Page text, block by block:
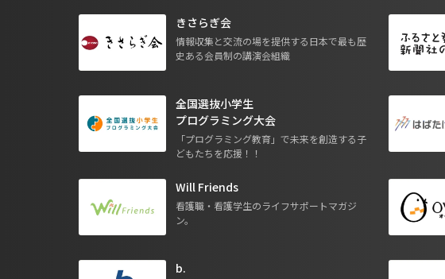
きさらぎ会
情報収集と交流の場を提供する日本で最も歴
史ある会員制の講演会組織
全国選抜小学生
プログラミング大会
「プログラミング教育」で未来を創造する子
どもたちを応援！！
Will Friends
看護職・看護学生のライフサポートマガジ
ン。
b.